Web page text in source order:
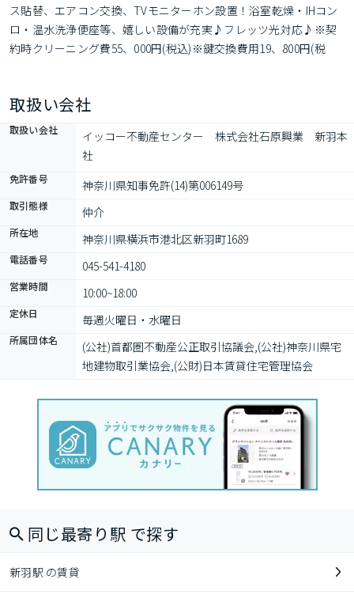
ス貼替、エアコン交換、TVモニターホン設置！浴室乾燥・IHコン
ロ・温水洗浄便座等、嬉しい設備が充実♪フレッツ光対応♪※契
約時クリーニング費55、000円(税込)※鍵交換費用19、800円(税
取扱い会社
取扱い会社
イッコー不動産センター　株式会社石原興業　新羽本
社
免許番号 神奈川県知事免許(14)第006149号
取引態様 仲介
所在地 神奈川県横浜市港北区新羽町1689
電話番号 045-541-4180
営業時間 10:00~18:00
定休日 毎週火曜日・水曜日
所属団体名
(公社)首都圏不動産公正取引協議会,(公社)神奈川県宅
地建物取引業協会,(公財)日本賃貸住宅管理協会
同じ最寄り駅 で探す
新羽駅 の賃貸